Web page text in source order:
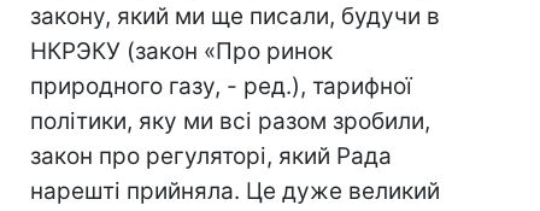
закону, який ми ще писали, будучи в
НКРЭКУ (закон «Про ринок
природного газу, - ред.), тарифної
політики, яку ми всі разом зробили,
закон про регуляторі, який Рада
нарешті прийняла. Це дуже великий